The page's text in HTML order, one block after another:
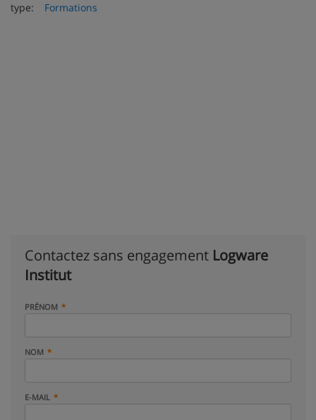
type:
Formations
Contactez sans engagement Logware
Institut
PRÉNOM
NOM
E-MAIL